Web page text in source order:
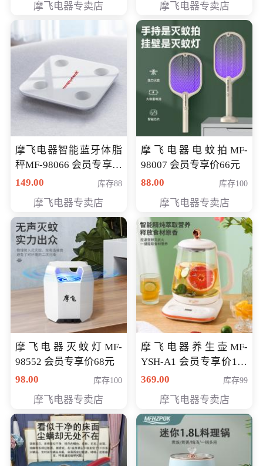
摩飞电器专卖店 摩飞电器专卖店
摩飞电器智能蓝牙体脂
秤MF-98066 会员专享价
98元
149.00 库存88
摩飞电器专卖店
摩飞电器电蚊拍MF-
98007 会员专享价66元
88.00
库存100
摩飞电器专卖店
摩飞电器灭蚊灯MF-
98552 会员专享价68元
98.00
库存100
摩飞电器专卖店
摩飞电器养生壶MF-
YSH-A1 会员专享价198
元
369.00 库存99
摩飞电器专卖店